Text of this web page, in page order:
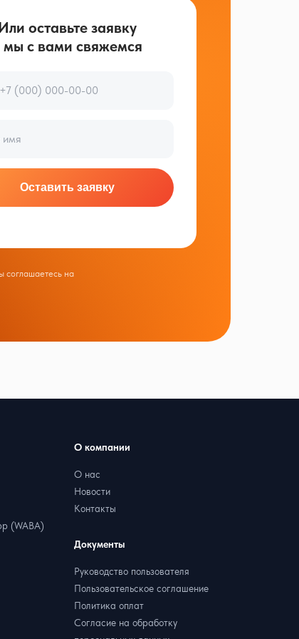
оставьте заявку
мы с вами свяжемся
Оставить заявку
соглашаетесь на
(WABA)
О компании
О нас
Новости
Контакты
Документы
Руководство пользователя
Пользовательское соглашение
Политика оплат
Согласие на обработку